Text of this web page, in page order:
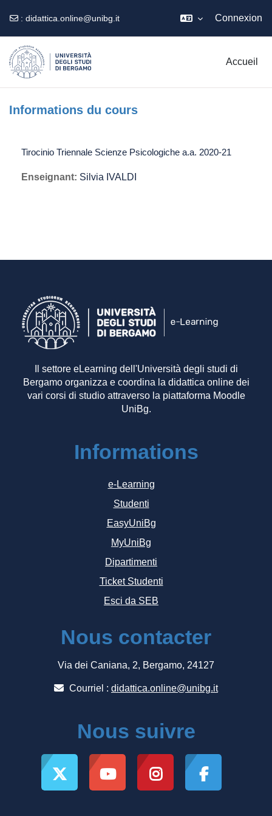
: didattica.online@unibg.it Connexion
Accueil
Informations du cours
Tirocinio Triennale Scienze Psicologiche a.a. 2020-21
Enseignant: Silvia IVALDI
Il settore eLearning dell'Università degli studi di
Bergamo organizza e coordina la didattica online dei
vari corsi di studio attraverso la piattaforma Moodle
UniBg.
Informations
e-Learning
Studenti
EasyUniBg
MyUniBg
Dipartimenti
Ticket Studenti
Esci da SEB
Nous contacter
Via dei Caniana, 2, Bergamo, 24127
Courriel : didattica.online@unibg.it
Nous suivre